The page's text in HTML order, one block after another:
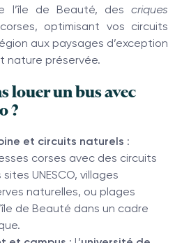
l’île de Beauté, des criques
optimisant vos circuits
aux paysages d’exception
nature préservée.
louer un bus avec
?
et circuits naturels :
corses avec des circuits
UNESCO, villages
naturelles, ou plages
de Beauté dans un cadre